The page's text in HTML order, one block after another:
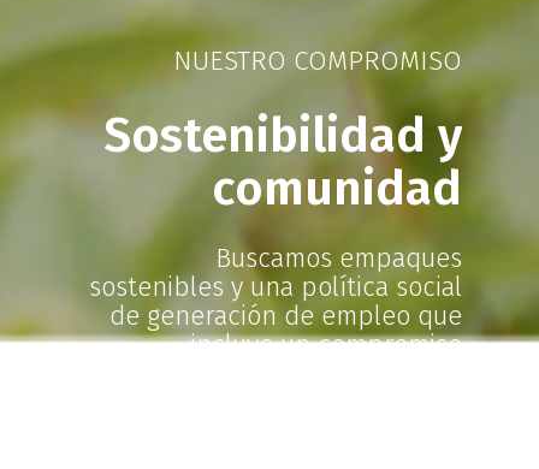
NUESTRO COMPROMISO
Sostenibilidad y
comunidad
Buscamos empaques
sostenibles y una política social
de generación de empleo que
incluye un compromiso